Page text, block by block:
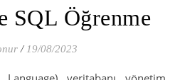
SQL Öğrenme
/ 19/08/2023